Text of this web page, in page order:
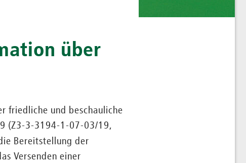
über
friedliche und beschauliche
(Z3-3-3194-1-07-03/19,
Bereitstellung der
Versenden einer